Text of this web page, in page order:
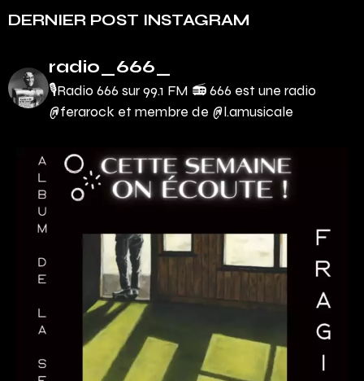
DERNIER POST INSTAGRAM
radio_666_
🎙Radio 666 sur 99.1 FM 📻666 est une radio
@ferarock et membre de @l.amusicale